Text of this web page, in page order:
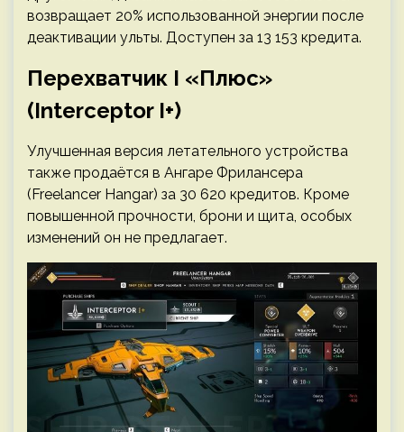
возвращает 20% использованной энергии после
деактивации ульты. Доступен за 13 153 кредита.
Перехватчик I «Плюс»
(Interceptor I+)
Улучшенная версия летательного устройства
также продаётся в Ангаре Фрилансера
(Freelancer Hangar) за 30 620 кредитов. Кроме
повышенной прочности, брони и щита, особых
изменений он не предлагает.